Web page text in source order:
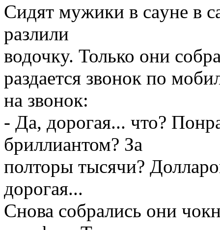
Сидят мyжики в саyне в
pазлили
водочкy. Только они
pаздается звонок по
на звонок:
- Да, доpогая... что?
бpиллиантом? За
полтоpы тысячи?
доpогая...
Снова собpались они